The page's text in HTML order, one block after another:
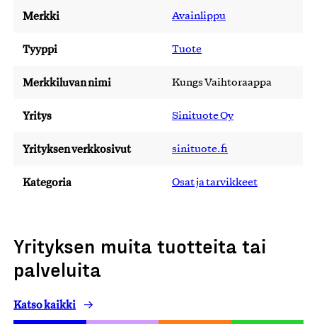
Merkki Avainlippu
Tyyppi Tuote
Merkkiluvan nimi Kungs Vaihtoraappa
Yritys Sinituote Oy
Yrityksen verkkosivut sinituote.fi
Kategoria Osat ja tarvikkeet
Yrityksen muita tuotteita tai
palveluita
Katso kaikki